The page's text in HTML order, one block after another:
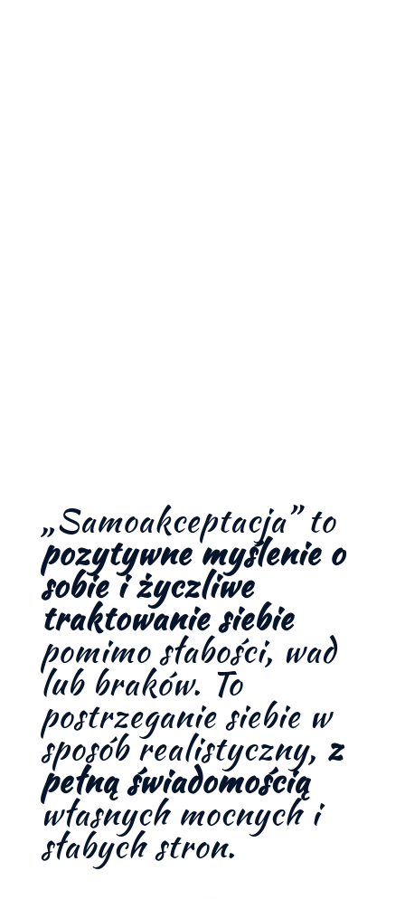
„Samoakceptacja” to
pozytywne myślenie o
sobie i życzliwe
traktowanie siebie
pomimo słabości, wad
lub braków. To
postrzeganie siebie w
sposób realistyczny, z
pełną świadomością
własnych mocnych i
słabych stron.